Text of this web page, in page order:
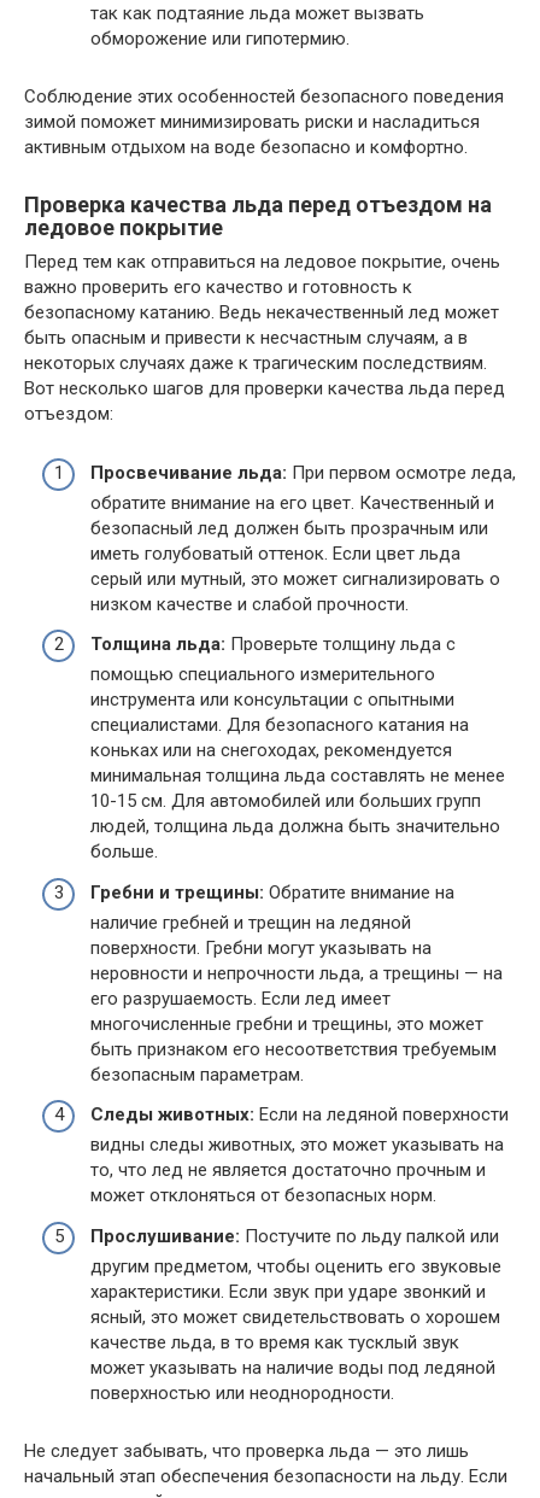
так как подтаяние льда может вызвать
обморожение или гипотермию.
Соблюдение этих особенностей безопасного поведения
зимой поможет минимизировать риски и насладиться
активным отдыхом на воде безопасно и комфортно.
Проверка качества льда перед отъездом на
ледовое покрытие
Перед тем как отправиться на ледовое покрытие, очень
важно проверить его качество и готовность к
безопасному катанию. Ведь некачественный лед может
быть опасным и привести к несчастным случаям, а в
некоторых случаях даже к трагическим последствиям.
Вот несколько шагов для проверки качества льда перед
отъездом:
Просвечивание льда: При первом осмотре леда,
обратите внимание на его цвет. Качественный и
безопасный лед должен быть прозрачным или
иметь голубоватый оттенок. Если цвет льда
серый или мутный, это может сигнализировать о
низком качестве и слабой прочности.
Толщина льда: Проверьте толщину льда с
помощью специального измерительного
инструмента или консультации с опытными
специалистами. Для безопасного катания на
коньках или на снегоходах, рекомендуется
минимальная толщина льда составлять не менее
10-15 см. Для автомобилей или больших групп
людей, толщина льда должна быть значительно
больше.
Гребни и трещины: Обратите внимание на
наличие гребней и трещин на ледяной
поверхности. Гребни могут указывать на
неровности и непрочности льда, а трещины — на
его разрушаемость. Если лед имеет
многочисленные гребни и трещины, это может
быть признаком его несоответствия требуемым
безопасным параметрам.
Следы животных: Если на ледяной поверхности
видны следы животных, это может указывать на
то, что лед не является достаточно прочным и
может отклоняться от безопасных норм.
Прослушивание: Постучите по льду палкой или
другим предметом, чтобы оценить его звуковые
характеристики. Если звук при ударе звонкий и
ясный, это может свидетельствовать о хорошем
качестве льда, в то время как тусклый звук
может указывать на наличие воды под ледяной
поверхностью или неоднородности.
Не следует забывать, что проверка льда — это лишь
начальный этап обеспечения безопасности на льду. Если